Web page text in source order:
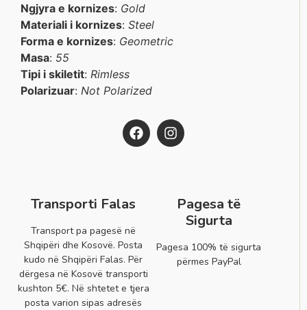
Ngjyra e kornizes: Gold
Materiali i kornizes: Steel
Forma e kornizes: Geometric
Masa: 55
Tipi i skiletit: Rimless
Polarizuar: Not Polarized
Transporti Falas
Transport pa pagesë në
Shqipëri dhe Kosovë. Posta
kudo në Shqipëri Falas. Për
dërgesa në Kosovë transporti
kushton 5€. Në shtetet e tjera
posta varion sipas adresës
Pagesa të
Sigurta
Pagesa 100% të sigurta
përmes PayPal